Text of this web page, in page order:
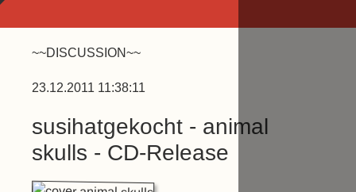
~~DISCUSSION~~
23.12.2011 11:38:11
susihatgekocht - animal
skulls - CD-Release